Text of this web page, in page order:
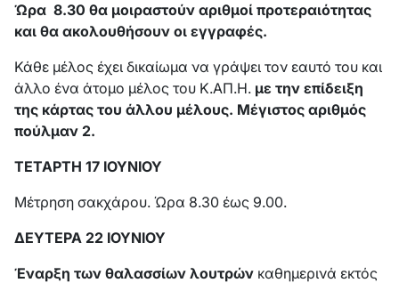
Ώρα 8.30 θα μοιραστούν αριθμοί προτεραιότητας
και θα ακολουθήσουν οι εγγραφές.
Κάθε μέλος έχει δικαίωμα να γράψει τον εαυτό του και
άλλο ένα άτομο μέλος του Κ.ΑΠ.Η. με την επίδειξη
της κάρτας του άλλου μέλους. Μέγιστος αριθμός
πούλμαν 2.
ΤΕΤΑΡΤΗ 17 ΙΟΥΝΙΟΥ
Μέτρηση σακχάρου. Ώρα 8.30 έως 9.00.
ΔΕΥΤΕΡΑ 22 ΙΟΥΝΙΟΥ
Έναρξη των θαλασσίων λουτρών καθημερινά εκτός